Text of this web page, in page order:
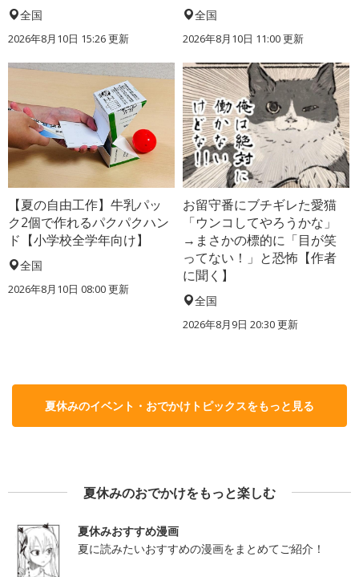
全国
2026年8月10日 15:26更新
全国
2026年8月10日 11:00更新
【夏の自由工作】牛乳パッ
ク2個で作れるパクパクハン
ド【小学校全学年向け】
全国
2026年8月10日 08:00更新
お留守番にブチギレた愛猫
「ウンコしてやろうかな」
→まさかの標的に「目が笑
ってない！」と恐怖【作者
に聞く】
全国
2026年8月9日 20:30更新
夏休みのイベント・おでかけトピックスをもっと見る
夏休みのおでかけをもっと楽しむ
夏休みおすすめ漫画
夏に読みたいおすすめの漫画をまとめてご紹介！